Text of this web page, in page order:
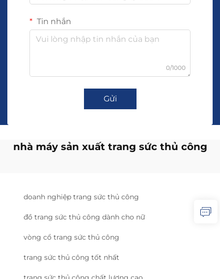
Tin nhắn
0/1000
Gửi
nhà máy sản xuất trang sức thủ công
doanh nghiệp trang sức thủ công
đồ trang sức thủ công dành cho nữ
vòng cổ trang sức thủ công
trang sức thủ công tốt nhất